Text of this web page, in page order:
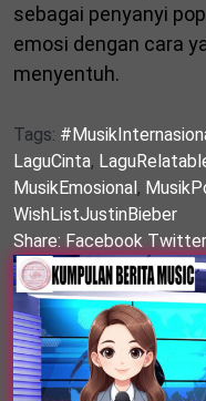
sebagai penyanyi
emosi dengan cara
menyentuh.
Tags:
LaguCinta,
MusikEmosional,
WishListJustinBieber
Share: Facebook Twitter